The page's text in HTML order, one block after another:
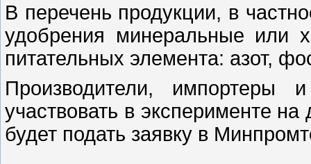
В перечень продукции, в
удобрения минеральные или
питательных элемента: азот,
Производители, импортеры
участвовать в эксперименте
будет подать заявку в